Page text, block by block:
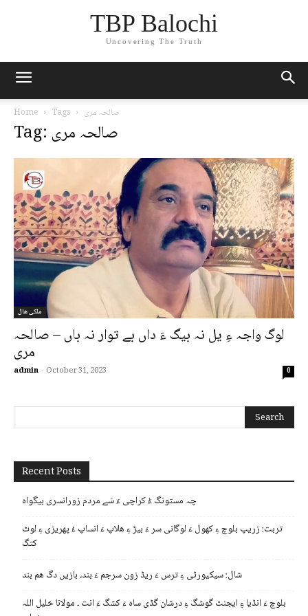
TBP Balochi
Uncovering The Truth
Home Tags صالحہ مری
Tag: صالحہ مری
ملکی ھال
لوگ واجہ ءِ یل نہ بیگ ءَ داں بے توار نہ باں – صالحہ
مری
admin - October 31, 2023 0
Recent Posts
چہ مستونگ ءُ کراچی ءَ سَے مردم زورانسری بیگواہ
تربت: زریپ بلوچ ءِ کھول ءَ لوگانی سر ءَ بیڑ ءِ ھلاپ ءَ انساپ ءُ پھریزی ءِ لوٹ
کتگ
شال: سیکیورٹی ءِ ترس ءَ ریڈ زون سرجم ءَ بند، بازیں دگ ھم بند
بلوچ ءَ انڈیا ءِ ایجنٹ گوشگ ءِ درشان گڈی ساہ ءَ کشگ ءَ انت ۔ مولانا خلیل اللہ